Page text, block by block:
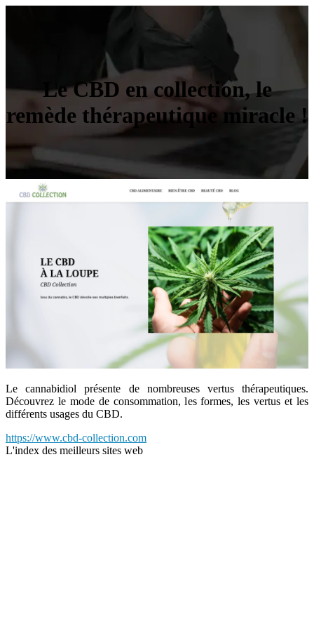
Le CBD en collection, le
remède thérapeutique miracle !
Le cannabidiol présente de nombreuses vertus thérapeutiques.
Découvrez le mode de consommation, les formes, les vertus et les
différents usages du CBD.
https://www.cbd-collection.com
L'index des meilleurs sites web